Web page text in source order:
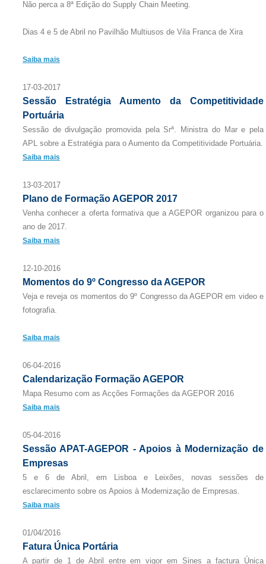
Não perca a 8ª Edição do Supply Chain Meeting.
Dias 4 e 5 de Abril no Pavilhão Multiusos de Vila Franca de Xira
Saiba mais
17-03-2017
Sessão Estratégia Aumento da Competitividade
Portuária
Sessão de divulgação promovida pela Srª. Ministra do Mar e pela
APL sobre a Estratégia para o Aumento da Competitividade Portuária.
Saiba mais
13-03-2017
Plano de Formação AGEPOR 2017
Venha conhecer a oferta formativa que a AGEPOR organizou para o
ano de 2017.
Saiba mais
12-10-2016
Momentos do 9º Congresso da AGEPOR
Veja e reveja os momentos do 9º Congresso da AGEPOR em video e
fotografia.
Saiba mais
06-04-2016
Calendarização Formação AGEPOR
Mapa Resumo com as Acções Formações da AGEPOR 2016
Saiba mais
05-04-2016
Sessão APAT-AGEPOR - Apoios à Modernização de
Empresas
5 e 6 de Abril, em Lisboa e Leixões, novas sessões de
esclarecimento sobre os Apoios à Modernização de Empresas.
Saiba mais
01/04/2016
Fatura Única Portária
A partir de 1 de Abril entre em vigor em Sines a factura Única